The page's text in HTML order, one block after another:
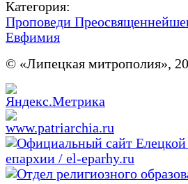
Категория:
Проповеди
Евфимия
© «Липецкая митрополия»,